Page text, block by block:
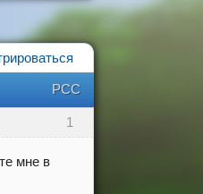
РСС
1
мне в